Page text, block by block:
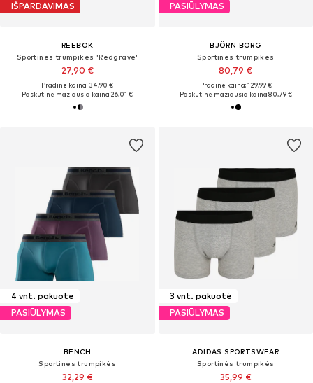
IŠPARDAVIMAS
REEBOK
Sportinės trumpikės 'Redgrave'
27,90 €
Pradinė kaina: 34,90 €
Paskutinė mažiausia kaina:26,01 €
PASIŪLYMAS
BJÖRN BORG
Sportinės trumpikės
80,79 €
Pradinė kaina: 129,99 €
Paskutinė mažiausia kaina:80,79 €
4 vnt. pakuotė
PASIŪLYMAS
BENCH
Sportinės trumpikės
32,29 €
3 vnt. pakuotė
PASIŪLYMAS
ADIDAS SPORTSWEAR
Sportinės trumpikės
35,99 €